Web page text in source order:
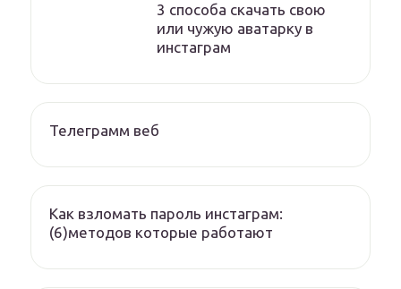
3 способа скачать свою
или чужую аватарку в
инстаграм
Телеграмм веб
Как взломать пароль инстаграм:
(6)методов которые работают